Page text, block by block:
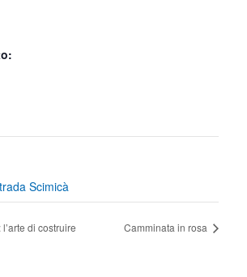
Scimicà
di costruire Camminata in rosa